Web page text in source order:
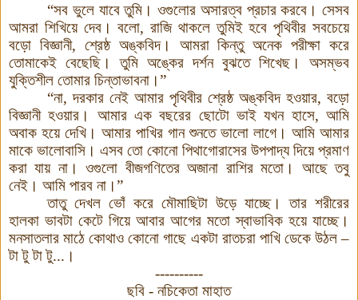
“সব ভুলে যাবে তুমি। ওগুলোর অসারত্ব প্রচার করবে। সেসব
আমরা শিখিয়ে দেব। বলো, রাজি থাকলে তুমিই হবে পৃথিবীর সবচেয়ে
বড়ো বিজ্ঞানী, শ্রেষ্ঠ অঙ্কবিদ। আমরা কিন্তু অনেক পরীক্ষা করে
তোমাকেই বেছেছি। তুমি অঙ্কের দর্শন বুঝতে শিখেছ। অসম্ভব
যুক্তিশীল তোমার চিন্তাভাবনা।”
“না, দরকার নেই আমার পৃথিবীর শ্রেষ্ঠ অঙ্কবিদ হওয়ার, বড়ো
বিজ্ঞানী হওয়ার। আমার এক বছরের ছোটো ভাই যখন হাসে, আমি
অবাক হয়ে দেখি। আমার পাখির গান শুনতে ভালো লাগে। আমি আমার
মাকে ভালোবাসি। এসব তো কোনো পিথাগোরাসের উপপাদ্য দিয়ে প্রমাণ
করা যায় না। ওগুলো বীজগণিতের অজানা রাশির মতো । আছে তবু
নেই। আমি পারব না।”
তাতু দেখল ভোঁ করে মৌমাছিটা উড়ে যাচ্ছে। তার শরীরের
হালকা ভাবটা কেটে গিয়ে আবার আগের মতো স্বাভাবিক হয়ে যাচ্ছে।
মনসাতলার মাঠে কোথাও কোনো গাছে একটা রাতচরা পাখি ডেকে উঠল –
টা টু টা টু...।
----------
ছবি - নচিকেতা মাহাত